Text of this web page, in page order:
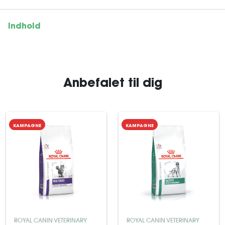
Indhold
Anbefalet til dig
KAMPAGNE
ROYAL CANIN VETERINARY
KAMPAGNE
ROYAL CANIN VETERINARY